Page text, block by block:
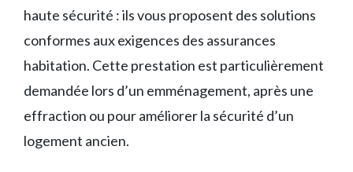
haute sécurité : ils vous proposent des solutions
conformes aux exigences des assurances
habitation. Cette prestation est particulièrement
demandée lors d’un emménagement, après une
effraction ou pour améliorer la sécurité d’un
logement ancien.